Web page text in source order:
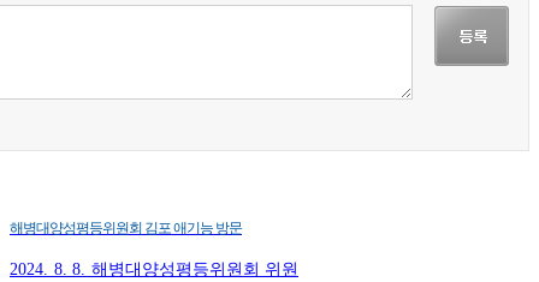
해병대양성평등위원회 김포 애기능 방문
2024. 8. 8. 해병대양성평등위원회 위원